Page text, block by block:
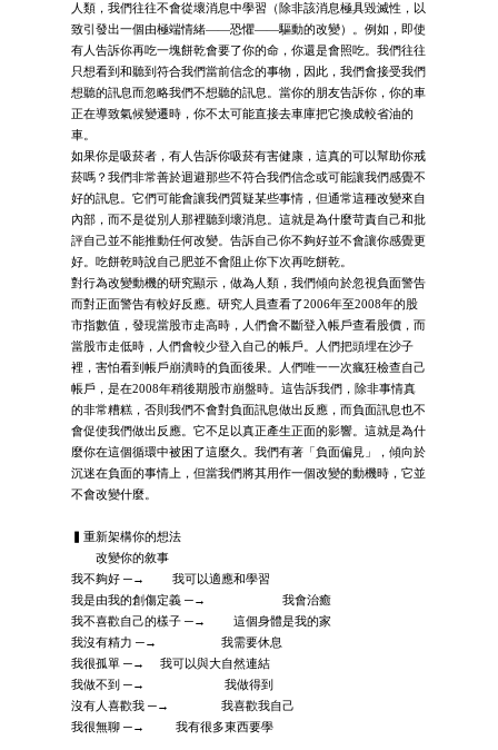
人類，我們往往不會從壞消息中學習（除非該消息極具毀滅性，以
致引發出一個由極端情緒——恐懼——驅動的改變）。例如，即使
有人告訴你再吃一塊餅乾會要了你的命，你還是會照吃。我們往往
只想看到和聽到符合我們當前信念的事物，因此，我們會接受我們
想聽的訊息而忽略我們不想聽的訊息。當你的朋友告訴你，你的車
正在導致氣候變遷時，你不太可能直接去車庫把它換成較省油的
車。
如果你是吸菸者，有人告訴你吸菸有害健康，這真的可以幫助你戒
菸嗎？我們非常善於迴避那些不符合我們信念或可能讓我們感覺不
好的訊息。它們可能會讓我們質疑某些事情，但通常這種改變來自
內部，而不是從別人那裡聽到壞消息。這就是為什麼苛責自己和批
評自己並不能推動任何改變。告訴自己你不夠好並不會讓你感覺更
好。吃餅乾時說自己肥並不會阻止你下次再吃餅乾。
對行為改變動機的研究顯示，做為人類，我們傾向於忽視負面警告
而對正面警告有較好反應。研究人員查看了2006年至2008年的股
市指數值，發現當股市走高時，人們會不斷登入帳戶查看股價，而
當股市走低時，人們會較少登入自己的帳戶。人們把頭埋在沙子
裡，害怕看到帳戶崩潰時的負面後果。人們唯一一次瘋狂檢查自己
帳戶，是在2008年稍後期股市崩盤時。這告訴我們，除非事情真
的非常糟糕，否則我們不會對負面訊息做出反應，而負面訊息也不
會促使我們做出反應。它不足以真正產生正面的影響。這就是為什
麼你在這個循環中被困了這麼久。我們有著「負面偏見」，傾向於
沉迷在負面的事情上，但當我們將其用作一個改變的動機時，它並
不會改變什麼。
▍重新架構你的想法
改變你的敘事
我不夠好 ─→ 我可以適應和學習
我是由我的創傷定義 ─→ 我會治癒
我不喜歡自己的樣子 ─→ 這個身體是我的家
我沒有精力 ─→ 我需要休息
我很孤單 ─→ 我可以與大自然連結
我做不到 ─→ 我做得到
沒有人喜歡我 ─→ 我喜歡我自己
我很無聊 ─→ 我有很多東西要學